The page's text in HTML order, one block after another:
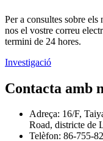
Per a consultes sobre
nos el vostre correu
termini de 24 hores.
Investigació
Contacta amb
Adreça: 16/F,
Road, districte de
Telèfon: 86-755-